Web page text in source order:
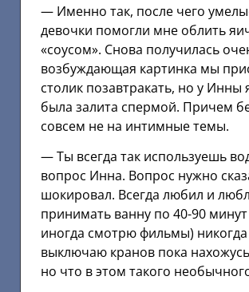
— Именно так, после чего
девочки помогли мне облить
«соусом». Снова получилась
возбуждающая картинка мы
столик позавтракать, но у Инны
была залита спермой. Причем
совсем не на интимные темы.
— Ты всегда так используешь
вопрос Инна. Вопрос нужно
шокировал. Всегда любил и
принимать ванну по 40-90
иногда смотрю фильмы)
выключаю кранов пока
но что в этом такого